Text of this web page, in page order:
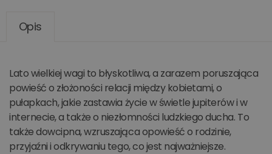
Opis
Lato wielkiej wagi to błyskotliwa, a zarazem poruszająca
powieść o złożoności relacji między kobietami, o
pułapkach, jakie zastawia życie w świetle jupiterów i w
internecie, a także o niezłomności ludzkiego ducha. To
także dowcipna, wzruszająca opowieść o rodzinie,
przyjaźni i odkrywaniu tego, co jest najważniejsze.